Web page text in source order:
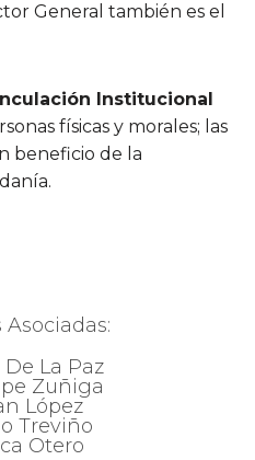
General también es el
Institucional
físicas y morales; las
beneficio de la
Asociadas:
La Paz
Zuñiga
López
Treviño
Otero